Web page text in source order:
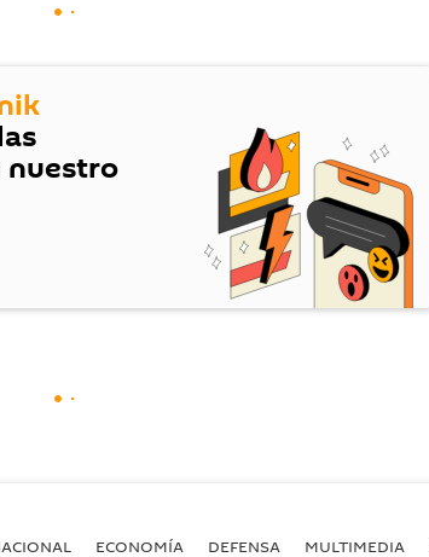
nuestro
ECONOMÍA DEFENSA MULTIMEDIA